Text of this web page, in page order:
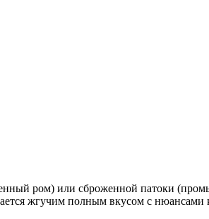
ром) или сброженной патоки
жгучим полным вкусом с нюансами